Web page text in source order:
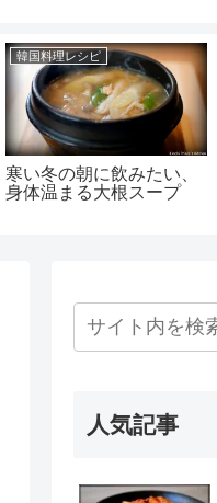
韓国料理レシピ
寒い冬の朝に飲みたい、
身体温まる大根スープ
人気記事